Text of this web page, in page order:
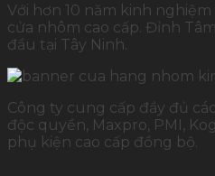
Với hơn 10 năm kinh
cửa nhôm cao cấp. Đỉnh
đầu tại Tây Ninh.
Công ty cung cấp đầy đủ
độc quyền, Maxpro, PMI,
phụ kiện cao cấp đồng bộ.